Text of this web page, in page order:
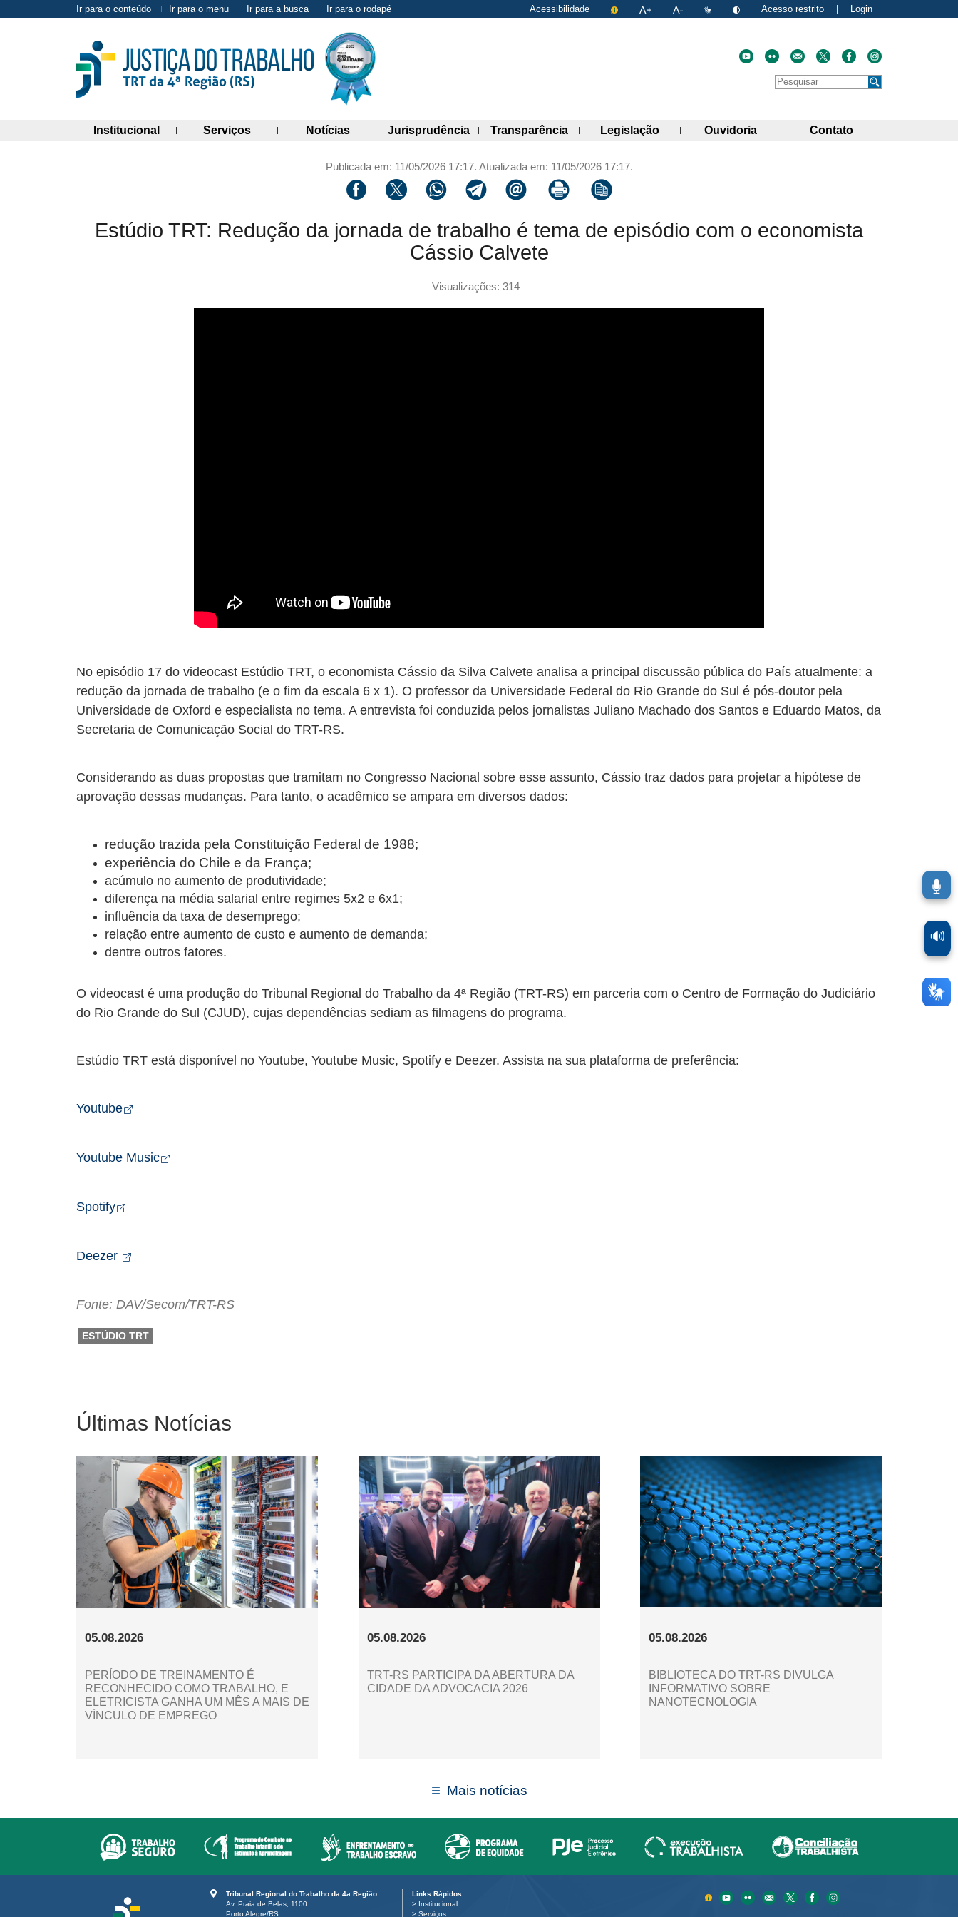
Ir para o conteúdo Ir para o menu Ir para a busca Ir para o rodapé Acessibilidade Acesso restrito Login
Faça uma pesquisa no site
Pesquisar
Institucional(abre painel de links)
Serviços(abre painel de links)
Notícias(abre painel de links)
Jurisprudência(abre painel de links)
Transparência (abre painel de links)
Legislação(abre painel de links)
Ouvidoria (abre painel de links)
Contato(abre painel de
Publicada em: 11/05/2026 17:17. Atualizada em: 11/05/2026 17:17.
Compartilhar via facebook
Compartilhar via twitter
Compartilhar via whatsapp
Compartilhar via telegram
Compartilhar via email
Imprimir a página atual
Copiar link para a área de transferência
Estúdio TRT: Redução da jornada de trabalho é tema de episódio com o economista
Cássio Calvete
Visualizações: 314
No episódio 17 do videocast Estúdio TRT, o economista Cássio da Silva Calvete analisa a principal discussão pública do País atualmente: a
redução da jornada de trabalho (e o fim da escala 6 x 1). O professor da Universidade Federal do Rio Grande do Sul é pós-doutor pela
Universidade de Oxford e especialista no tema. A entrevista foi conduzida pelos jornalistas Juliano Machado dos Santos e Eduardo Matos, da
Secretaria de Comunicação Social do TRT-RS.
Considerando as duas propostas que tramitam no Congresso Nacional sobre esse assunto, Cássio traz dados para projetar a hipótese de
aprovação dessas mudanças. Para tanto, o acadêmico se ampara em diversos dados:
redução trazida pela Constituição Federal de 1988;
experiência do Chile e da França;
acúmulo no aumento de produtividade;
diferença na média salarial entre regimes 5x2 e 6x1;
influência da taxa de desemprego;
relação entre aumento de custo e aumento de demanda;
dentre outros fatores.
O videocast é uma produção do Tribunal Regional do Trabalho da 4ª Região (TRT-RS) em parceria com o Centro de Formação do Judiciário
do Rio Grande do Sul (CJUD), cujas dependências sediam as filmagens do programa.
Estúdio TRT está disponível no Youtube, Youtube Music, Spotify e Deezer. Assista na sua plataforma de preferência:
Youtube Abre em nova aba
Youtube Music Abre em nova aba
Spotify Abre em nova aba
Deezer Abre em nova aba
Fonte: DAV/Secom/TRT-RS
ESTÚDIO TRT
Últimas Notícias
05.08.2026
PERÍODO DE TREINAMENTO É
RECONHECIDO COMO TRABALHO, E
ELETRICISTA GANHA UM MÊS A MAIS DE
VÍNCULO DE EMPREGO
05.08.2026
TRT-RS PARTICIPA DA ABERTURA DA
CIDADE DA ADVOCACIA 2026
05.08.2026
BIBLIOTECA DO TRT-RS DIVULGA
INFORMATIVO SOBRE
NANOTECNOLOGIA
Mais notícias
Tribunal Regional do Trabalho da 4a Região
Av. Praia de Belas, 1100
Porto Alegre/RS
Links Rápidos
> Institucional
> Serviços
🔊